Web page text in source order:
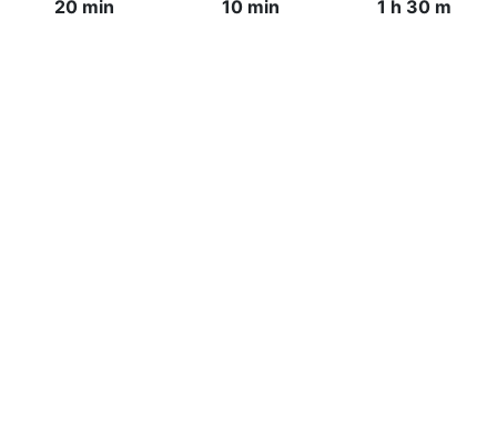
20 min
10 min
1 h 30 m